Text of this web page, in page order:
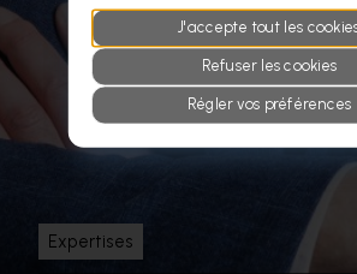
Expertises
J'accepte tout les
Refuser les cookies
Régler vos préférences